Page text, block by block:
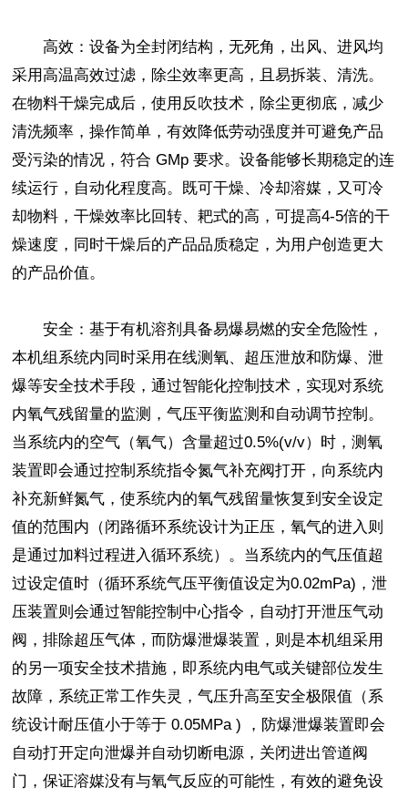
高效：设备为全封闭结构，无死角，出风、进风均
采用高温高效过滤，除尘效率更高，且易拆装、清洗。
在物料干燥完成后，使用反吹技术，除尘更彻底，减少
清洗频率，操作简单，有效降低劳动强度并可避免产品
受污染的情况，符合 GMp 要求。设备能够长期稳定的连
续运行，自动化程度高。既可干燥、冷却溶媒，又可冷
却物料，干燥效率比回转、耙式的高，可提高4-5倍的干
燥速度，同时干燥后的产品品质稳定，为用户创造更大
的产品价值。
安全：基于有机溶剂具备易爆易燃的安全危险性，
本机组系统内同时采用在线测氧、超压泄放和防爆、泄
爆等安全技术手段，通过智能化控制技术，实现对系统
内氧气残留量的监测，气压平衡监测和自动调节控制。
当系统内的空气（氧气）含量超过0.5%(v/v）时，测氧
装置即会通过控制系统指令氮气补充阀打开，向系统内
补充新鲜氮气，使系统内的氧气残留量恢复到安全设定
值的范围内（闭路循环系统设计为正压，氧气的进入则
是通过加料过程进入循环系统）。当系统内的气压值超
过设定值时（循环系统气压平衡值设定为0.02mPa)，泄
压装置则会通过智能控制中心指令，自动打开泄压气动
阀，排除超压气体，而防爆泄爆装置，则是本机组采用
的另一项安全技术措施，即系统内电气或关键部位发生
故障，系统正常工作失灵，气压升高至安全极限值（系
统设计耐压值小于等于 0.05MPa ) ，防爆泄爆装置即会
自动打开定向泄爆并自动切断电源，关闭进出管道阀
门，保证溶媒没有与氧气反应的可能性，有效的避免设